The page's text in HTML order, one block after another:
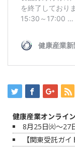
健康産業オンライン
8月25日㈫～27
【関東受託ガ